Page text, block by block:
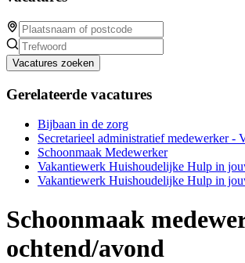
Vacatures zoeken
Gerelateerde vacatures
Bijbaan in de zorg
Secretarieel administratief medewerker -
Schoonmaak Medewerker
Vakantiewerk Huishoudelijke Hulp in
Vakantiewerk Huishoudelijke Hulp in
Schoonmaak
ochtend/avond